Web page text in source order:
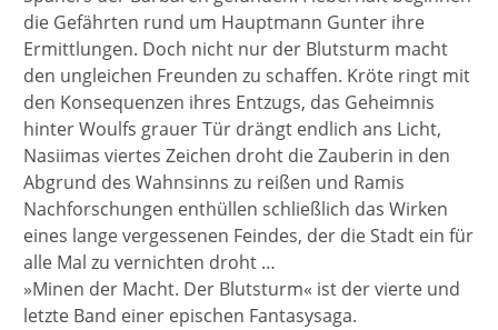
die Gefährten rund um Hauptmann Gunter ihre
Ermittlungen. Doch nicht nur der Blutsturm macht
den ungleichen Freunden zu schaffen. Kröte ringt mit
den Konsequenzen ihres Entzugs, das Geheimnis
hinter Woulfs grauer Tür drängt endlich ans Licht,
Nasiimas viertes Zeichen droht die Zauberin in den
Abgrund des Wahnsinns zu reißen und Ramis
Nachforschungen enthüllen schließlich das Wirken
eines lange vergessenen Feindes, der die Stadt ein für
alle Mal zu vernichten droht …
»Minen der Macht. Der Blutsturm« ist der vierte und
letzte Band einer epischen Fantasysaga.